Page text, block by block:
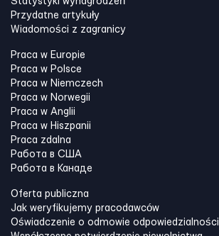
Przydatne artykuły
Wiadomości z zagranicy
Praca w Europie
Praca w Polsce
Praca w Niemczech
Praca w Norwegii
Praca w Anglii
Praca w Hiszpanii
Praca zdalna
Работа в США
Работа в Канадe
Oferta publiczna
Jak weryfikujemy pracodawców
Oświadczenie o odmowie odpowiedzialności